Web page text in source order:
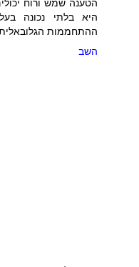
הטענה שמש ורוח
היא בלתי נכונה
ההתחממות
השב